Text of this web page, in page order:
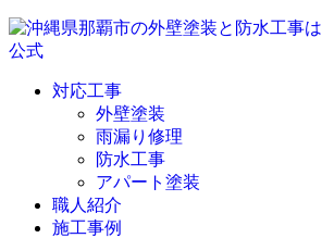
対応工事
外壁塗装
雨漏り修理
防水工事
アパート塗装
職人紹介
施工事例